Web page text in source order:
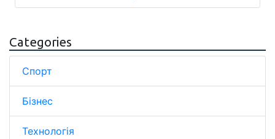
Categories
Спорт
Бізнес
Технологія